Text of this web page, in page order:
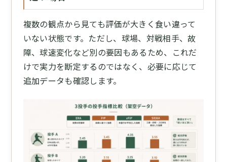
複数の観点から見ても評価が大きく食い違って
いない状態です。ただし、球場、対戦相手、故
障、球速変化など別の要因もあるため、これだ
けで実力を断定するのではなく、必要に応じて
追加データも確認します。